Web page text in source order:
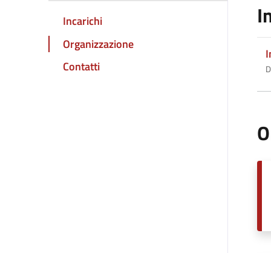
Incarichi
Organizzazione
Contatti